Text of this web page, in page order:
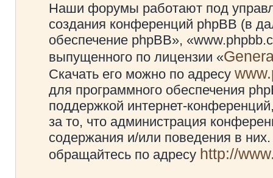
Наши форумы работают под
создания конференций phpBB (в
обеспечение phpBB»,
выпущенного по лицензии «
Скачать его можно по адресу
для программного обеспечения
поддержкой интернет-
за то, что администрация
содержания и/или поведения в
обращайтесь по адресу http://